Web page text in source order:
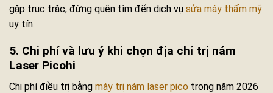
gặp trục trặc, đừng quên tìm đến dịch vụ sửa máy thẩm mỹ
uy tín.
5. Chi phí và lưu ý khi chọn địa chỉ trị nám
Laser Picohi
Chi phí điều trị bằng máy trị nám laser pico trong năm 2026